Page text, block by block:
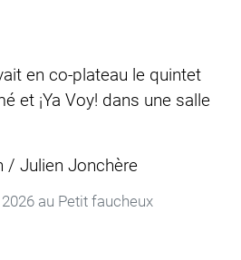
en co-plateau le quintet
et ¡Ya Voy! dans une salle
/ Julien Jonchère
au Petit faucheux